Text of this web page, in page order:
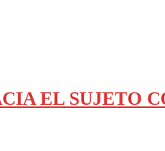
EL SUJETO